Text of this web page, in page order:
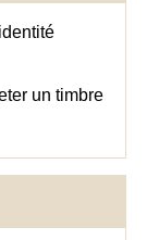
un timbre